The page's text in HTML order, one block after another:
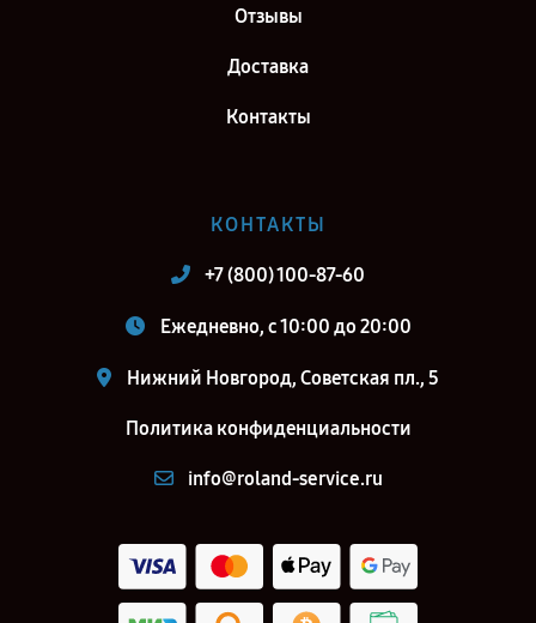
Отзывы
Доставка
Контакты
КОНТАКТЫ
+7 (800) 100-87-60
Ежедневно, с 10:00 до 20:00
Нижний Новгород, Советская пл., 5
Политика конфиденциальности
info@roland-service.ru